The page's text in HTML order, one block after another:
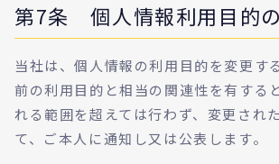
第7条 個人情報利用目的
当社は、個人情報の利用目的を変更す
前の利用目的と相当の関連性を有する
れる範囲を超えては行わず、変更され
て、ご本人に通知し又は公表します。